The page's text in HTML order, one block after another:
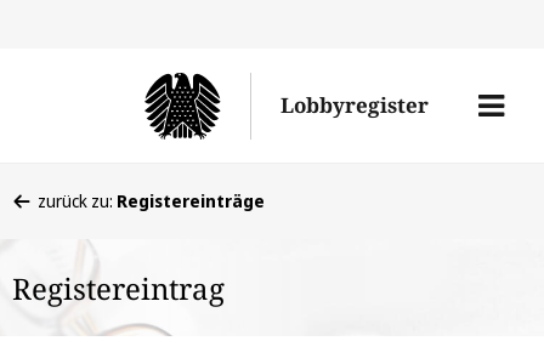
Lobbyregister
Menü
befinden
hier:
zurück zu: Registereinträge
Registereintrag